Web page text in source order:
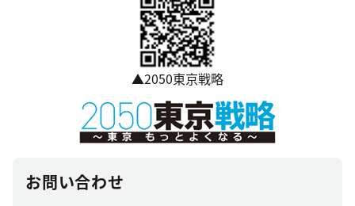
▲2050東京戦略
お問い合わせ